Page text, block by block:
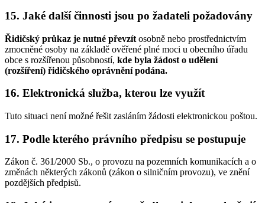
15. Jaké další činnosti jsou po žadateli požadovány
Řidičský průkaz je nutné převzít osobně nebo prostřednictvím
zmocněné osoby na základě ověřené plné moci u obecního úřadu
obce s rozšířenou působností, kde byla žádost o udělení
(rozšíření) řidičského oprávnění podána.
16. Elektronická služba, kterou lze využít
Tuto situaci není možné řešit zasláním žádosti elektronickou poštou.
17. Podle kterého právního předpisu se postupuje
Zákon č. 361/2000 Sb., o provozu na pozemních komunikacích a o
změnách některých zákonů (zákon o silničním provozu), ve znění
pozdějších předpisů.